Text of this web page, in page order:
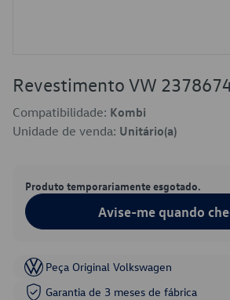
Revestimento VW
Compatibilidade: Kombi
Unidade de venda: Unitário(a)
Produto temporariamente esgotado.
Avise-me quando
Peça Original Volkswagen
Garantia de 3 meses de fábrica